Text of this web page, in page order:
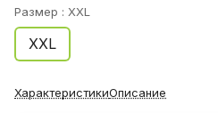
Размер : XXL
XXL
ХарактеристикиОписание